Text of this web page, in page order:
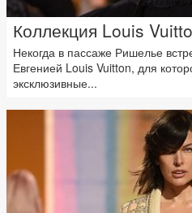
Коллекция Louis
Некогда в пассаже Ришелье
Евгенией Louis Vuitton, для
эксклюзивные...